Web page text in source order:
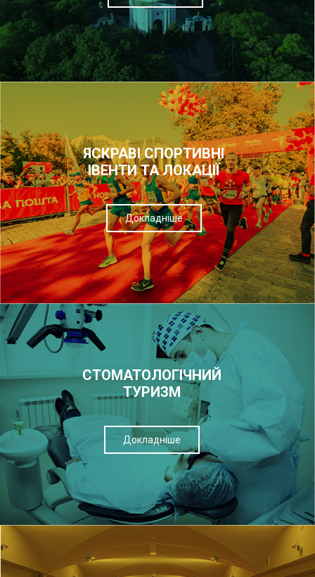
ЯСКРАВІ СПОРТИВНІ
ІВЕНТИ ТА ЛОКАЦІЇ
Докладніше
СТОМАТОЛОГІЧНИЙ
ТУРИЗМ
Докладніше